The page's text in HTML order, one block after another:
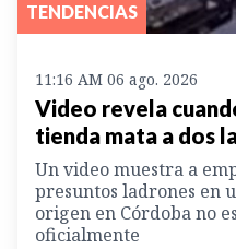
TENDENCIAS
11:16 AM 06 ago. 2026
Video revela
tienda mata a dos
Un video muestra a
presuntos ladrones en
origen en Córdoba no
oficialmente